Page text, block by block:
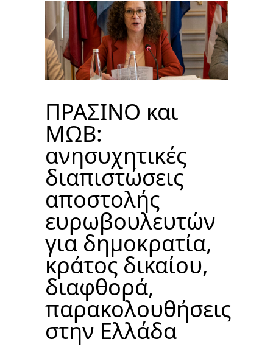
ΠΡΑΣΙΝΟ και
ΜΩΒ:
ανησυχητικές
διαπιστώσεις
αποστολής
ευρωβουλευτών
για δημοκρατία,
κράτος δικαίου,
διαφθορά,
παρακολουθήσεις
στην Ελλάδα